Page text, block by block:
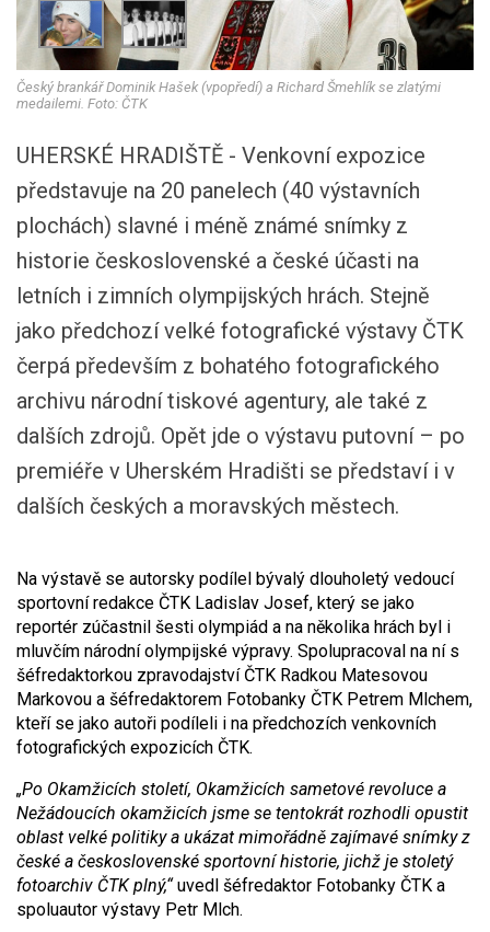
Český brankář Dominik Hašek (vpopředí) a Richard Šmehlík se zlatými
medailemi. Foto: ČTK
UHERSKÉ HRADIŠTĚ - Venkovní expozice
představuje na 20 panelech (40 výstavních
plochách) slavné i méně známé snímky z
historie československé a české účasti na
letních i zimních olympijských hrách. Stejně
jako předchozí velké fotografické výstavy ČTK
čerpá především z bohatého fotografického
archivu národní tiskové agentury, ale také z
dalších zdrojů. Opět jde o výstavu putovní – po
premiéře v Uherském Hradišti se představí i v
dalších českých a moravských městech.
Na výstavě se autorsky podílel bývalý dlouholetý vedoucí
sportovní redakce ČTK Ladislav Josef, který se jako
reportér zúčastnil šesti olympiád a na několika hrách byl i
mluvčím národní olympijské výpravy. Spolupracoval na ní s
šéfredaktorkou zpravodajství ČTK Radkou Matesovou
Markovou a šéfredaktorem Fotobanky ČTK Petrem Mlchem,
kteří se jako autoři podíleli i na předchozích venkovních
fotografických expozicích ČTK.
„Po Okamžicích století, Okamžicích sametové revoluce a
Nežádoucích okamžicích jsme se tentokrát rozhodli opustit
oblast velké politiky a ukázat mimořádně zajímavé snímky z
české a československé sportovní historie, jichž je stoletý
fotoarchiv ČTK plný,“ uvedl šéfredaktor Fotobanky ČTK a
spoluautor výstavy Petr Mlch.